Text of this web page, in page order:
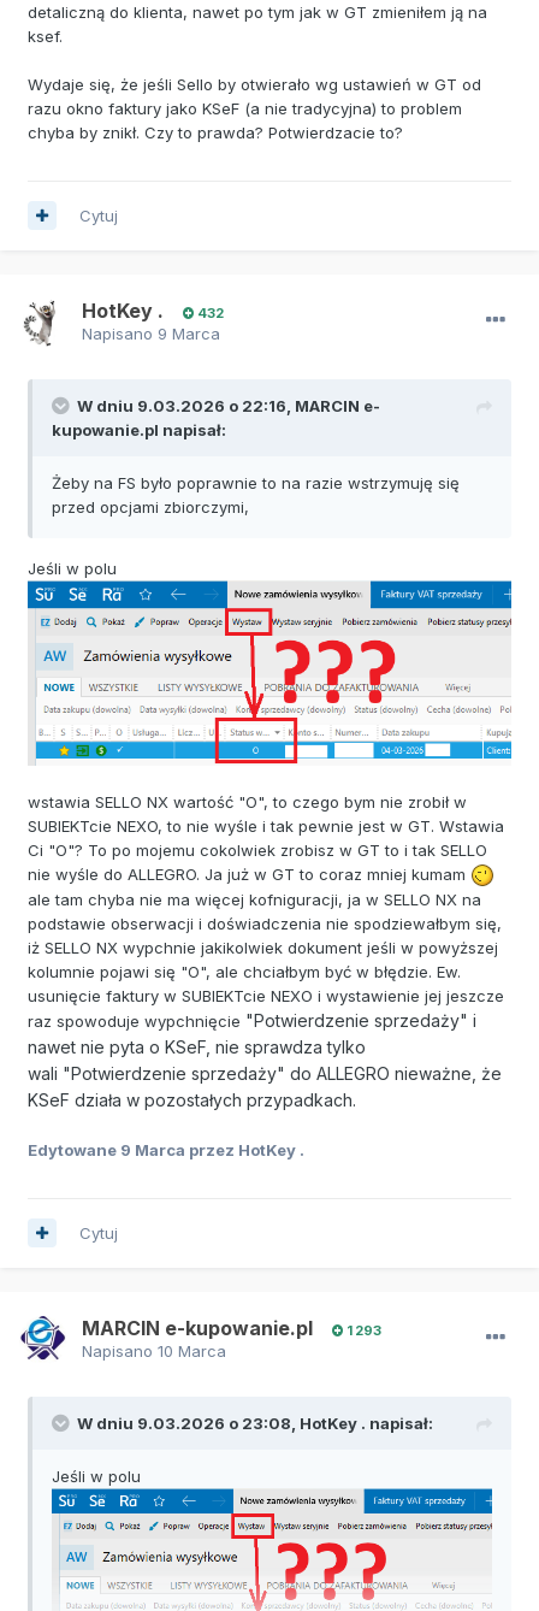
detaliczną do klienta, nawet po tym jak w GT zmieniłem ją na
ksef.
Wydaje się, że jeśli Sello by otwierało wg ustawień w GT od
razu okno faktury jako KSeF (a nie tradycyjna) to problem
chyba by znikł. Czy to prawda? Potwierdzacie to?
Cytuj
HotKey . 432
Napisano 9 Marca
W dniu 9.03.2026 o 22:16, MARCIN e-
kupowanie.pl napisał:
Żeby na FS było poprawnie to na razie wstrzymuję się
przed opcjami zbiorczymi,
Jeśli w polu
wstawia SELLO NX wartość "O", to czego bym nie zrobił w
SUBIEKTcie NEXO, to nie wyśle i tak pewnie jest w GT. Wstawia
Ci "O"? To po mojemu cokolwiek zrobisz w GT to i tak SELLO
nie wyśle do ALLEGRO. Ja już w GT to coraz mniej kumam
ale tam chyba nie ma więcej kofniguracji, ja w SELLO NX na
podstawie obserwacji i doświadczenia nie spodziewałbym się,
iż SELLO NX wypchnie jakikolwiek dokument jeśli w powyższej
kolumnie pojawi się "O", ale chciałbym być w błędzie. Ew.
usunięcie faktury w SUBIEKTcie NEXO i wystawienie jej jeszcze
raz spowoduje wypchnięcie "Potwierdzenie sprzedaży" i
nawet nie pyta o KSeF, nie sprawdza tylko
wali "Potwierdzenie sprzedaży" do ALLEGRO nieważne, że
KSeF działa w pozostałych przypadkach.
Edytowane 9 Marca przez HotKey .
Cytuj
MARCIN e-kupowanie.pl 1 293
Napisano 10 Marca
W dniu 9.03.2026 o 23:08, HotKey . napisał:
Jeśli w polu